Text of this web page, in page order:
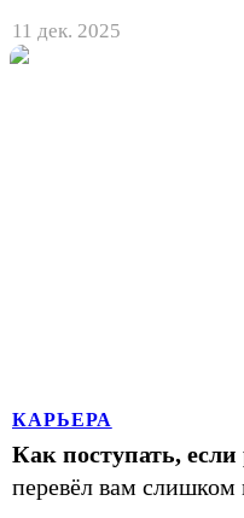
11 дек. 2025
КАРЬЕРА
Как поступать, если
перевёл вам слишком